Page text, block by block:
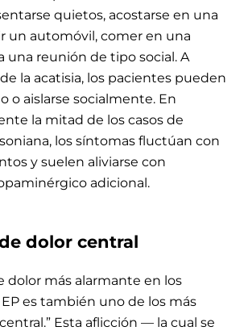
quietos, acostarse en una
un automóvil, comer en una
una reunión de tipo social. A
la acatisia, los pacientes pueden
o aislarse socialmente. En
la mitad de los casos de
los síntomas fluctúan con
y suelen aliviarse con
adicional.
dolor central
dolor más alarmante en los
es también uno de los más
Esta aflicción — la cual se